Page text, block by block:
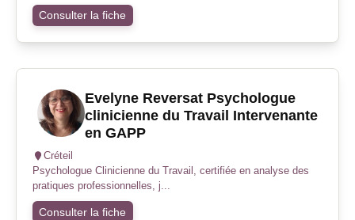
Consulter la fiche
Evelyne Reversat Psychologue
clinicienne du Travail Intervenante
en GAPP
Créteil
Psychologue Clinicienne du Travail, certifiée en analyse des
pratiques professionnelles, j...
Consulter la fiche